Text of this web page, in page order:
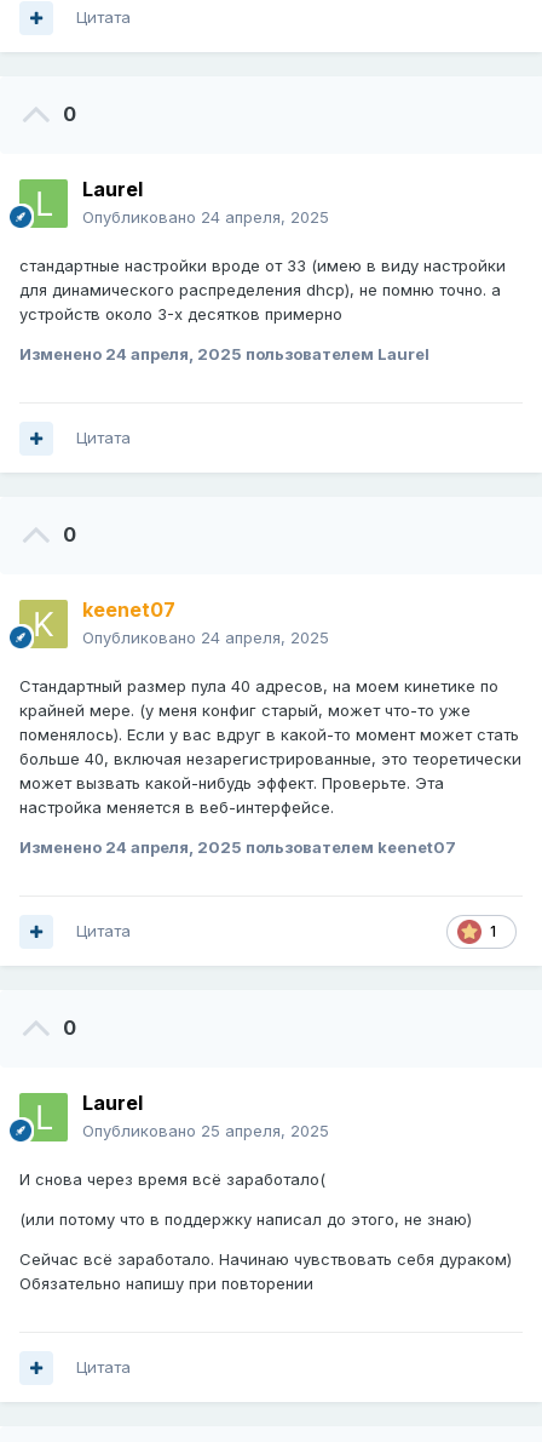
Цитата
0
Laurel
Опубликовано 24 апреля, 2025
стандартные настройки вроде от 33 (имею в виду настройки
для динамического распределения dhcp), не помню точно. а
устройств около 3-х десятков примерно
Изменено 24 апреля, 2025 пользователем Laurel
Цитата
0
keenet07
Опубликовано 24 апреля, 2025
Стандартный размер пула 40 адресов, на моем кинетике по
крайней мере. (у меня конфиг старый, может что-то уже
поменялось). Если у вас вдруг в какой-то момент может стать
больше 40, включая незарегистрированные, это теоретически
может вызвать какой-нибудь эффект. Проверьте. Эта
настройка меняется в веб-интерфейсе.
Изменено 24 апреля, 2025 пользователем keenet07
1
Цитата
0
Laurel
Опубликовано 25 апреля, 2025
И снова через время всё заработало(
(или потому что в поддержку написал до этого, не знаю)
Сейчас всё заработало. Начинаю чувствовать себя дураком)
Обязательно напишу при повторении
Цитата